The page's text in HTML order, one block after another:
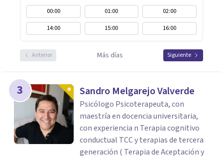
00:00 01:00
02:00
14:00
15:00 16:00
Anterior Más días Siguiente
3 Sandro Melgarejo Valverde
Psicólogo Psicoterapeuta, con
maestría en docencia universitaria,
con experiencia n Terapia cognitivo
conductual TCC y terapias de tercera
generación ( Terapia de Aceptación y